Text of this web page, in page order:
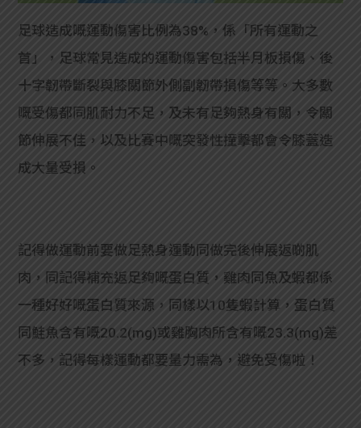
足球造成嘅運動傷害比例為38%，係「所有運動之
首」，足球常見造成的運動傷害包括半月板損傷、後
十字韌帶斷裂與膝關節外側副韌帶損傷等等。大多數
嘅受傷都同肌耐力不足，及未有足夠熱身有關，令關
節伸展不佳，以及比賽中嘅突發性撞擊都會令膝蓋造
成大量受損。
記得做運動前要做足熱身運動同做完後伸展返啲肌
肉，同記得補充返足夠嘅蛋白質，雞肉同魚及蝦都係
一種好好嘅蛋白質來源，同樣以10隻蝦計算，蛋白質
同鮭魚含有嘅20.2(mg)或雞胸肉所含有嘅23.3(mg)差
不多，記得每樣運動都要量力需為，避免受傷啦！